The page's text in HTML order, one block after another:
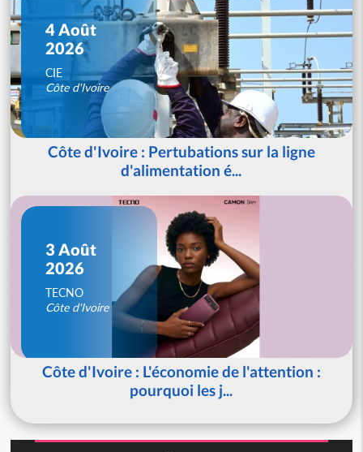
4 Août
2026
CIE
Côte d'Ivoire
Côte d'Ivoire : Pertubations sur la ligne
d'alimentation é...
3 Août
2026
TECNO
Côte d'Ivoire
Côte d'Ivoire : L'économie de l'attention :
pourquoi les j...